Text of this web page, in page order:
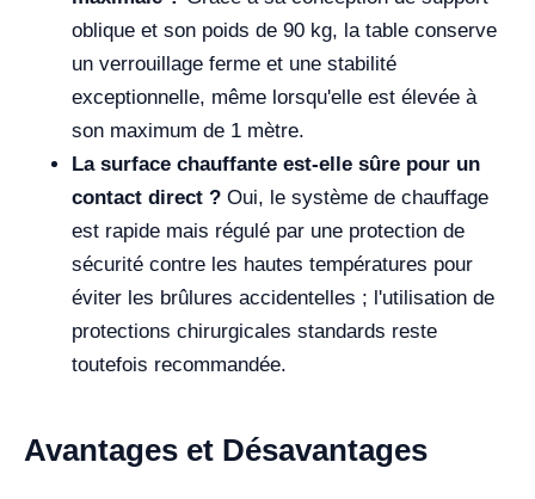
oblique et son poids de 90 kg, la table conserve
un verrouillage ferme et une stabilité
exceptionnelle, même lorsqu'elle est élevée à
son maximum de 1 mètre.
La surface chauffante est-elle sûre pour un
contact direct ? Oui, le système de chauffage
est rapide mais régulé par une protection de
sécurité contre les hautes températures pour
éviter les brûlures accidentelles ; l'utilisation de
protections chirurgicales standards reste
toutefois recommandée.
Avantages et Désavantages